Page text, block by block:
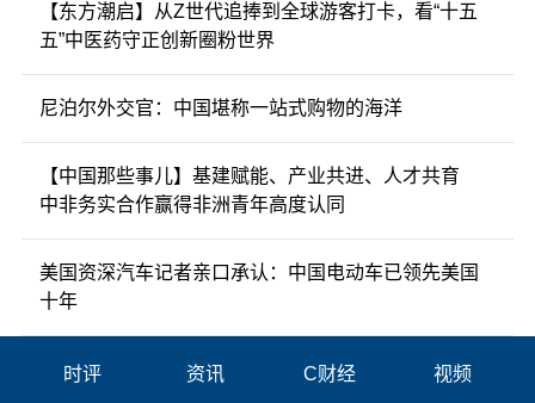
【东方潮启】从Z世代追捧到全球游客打卡，看“十五
五”中医药守正创新圈粉世界
尼泊尔外交官：中国堪称一站式购物的海洋
【中国那些事儿】基建赋能、产业共进、人才共育
中非务实合作赢得非洲青年高度认同
美国资深汽车记者亲口承认：中国电动车已领先美国
十年
时评 资讯 C财经 视频